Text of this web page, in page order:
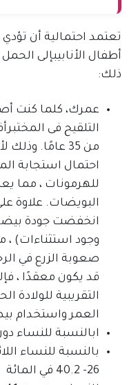
تعتمد احتمالية أن تؤدي
أطفال الأنابيبإلى
ذلك:
عمرك، كلما كنت
التلقيح فى
من 35 عامًا.
احتمال استجابة
للهرمونات ، مما
البويضات. علاوة
انخفضت جودة
وجود استثناءات) ،
صعوبة الزرع في
قد يكون معقدًا ،
التقريبية للولادة
العمر واستخدام
ابالنسبة للنساء دون سن 35:
26- 40.2 في المائة